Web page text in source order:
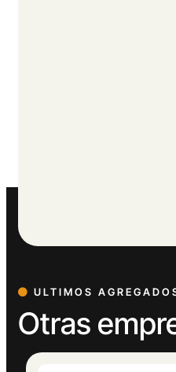
ULTIMOS
Otras